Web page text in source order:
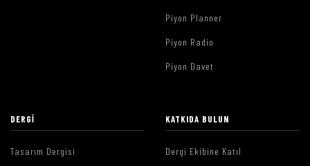
Piyon Planner
Piyon Radio
Piyon Davet
DERGI
Tasarım Dergisi
KATKIDA BULUN
Dergi Ekibine Katıl